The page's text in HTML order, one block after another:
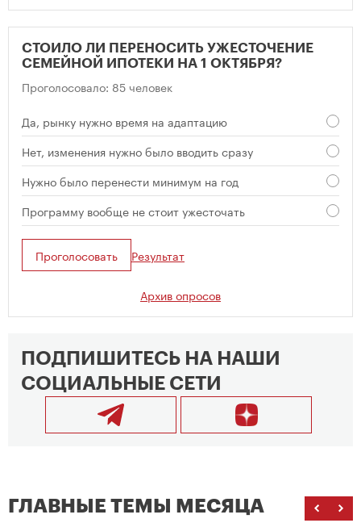
СТОИЛО ЛИ ПЕРЕНОСИТЬ УЖЕСТОЧЕНИЕ
СЕМЕЙНОЙ ИПОТЕКИ НА 1 ОКТЯБРЯ?
Проголосовало: 85 человек
Да, рынку нужно время на адаптацию
Нет, изменения нужно было вводить сразу
Нужно было перенести минимум на год
Программу вообще не стоит ужесточать
Проголосовать Результат
Архив опросов
ПОДПИШИТЕСЬ НА НАШИ
СОЦИАЛЬНЫЕ СЕТИ
ГЛАВНЫЕ ТЕМЫ МЕСЯЦА